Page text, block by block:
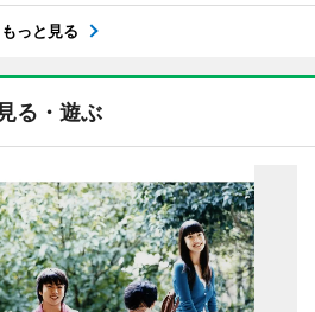
もっと見る
見る・遊ぶ